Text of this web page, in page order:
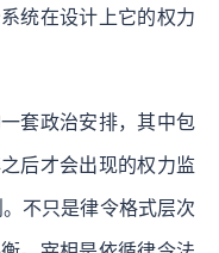
统在设计上它的权力
套政治安排，其中包
后才会出现的权力监
不只是律令格式层次